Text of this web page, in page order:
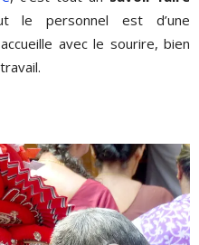
le personnel est d’une
avec le sourire, bien